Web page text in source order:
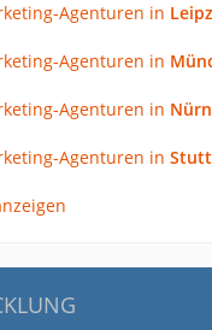
Agenturen in
Agenturen in
Agenturen in
Agenturen in